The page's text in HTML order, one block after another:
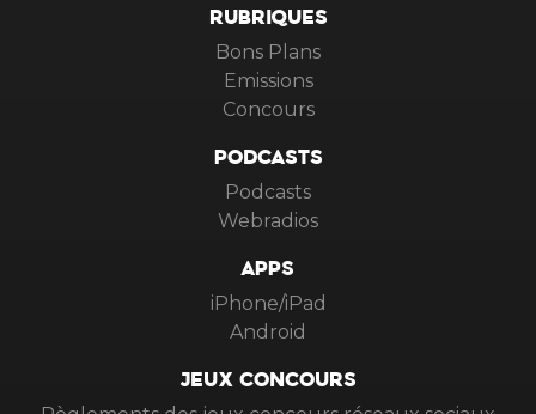
RUBRIQUES
Bons Plans
Emissions
Concours
PODCASTS
Podcasts
Webradios
APPS
iPhone/iPad
Android
JEUX CONCOURS